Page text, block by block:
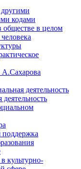
кодами
обществе в целом
деятельность
поддержка
культурно-